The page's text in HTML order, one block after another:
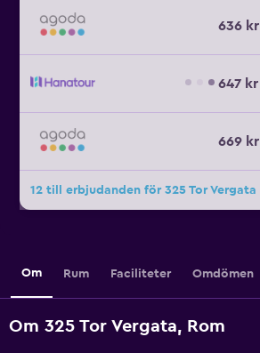
636 kr
647 kr
669 kr
12 till erbjudanden för 325 Tor Vergata
Om Rum Faciliteter Omdömen
Om 325 Tor Vergata, Rom